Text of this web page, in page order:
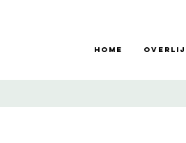
Home